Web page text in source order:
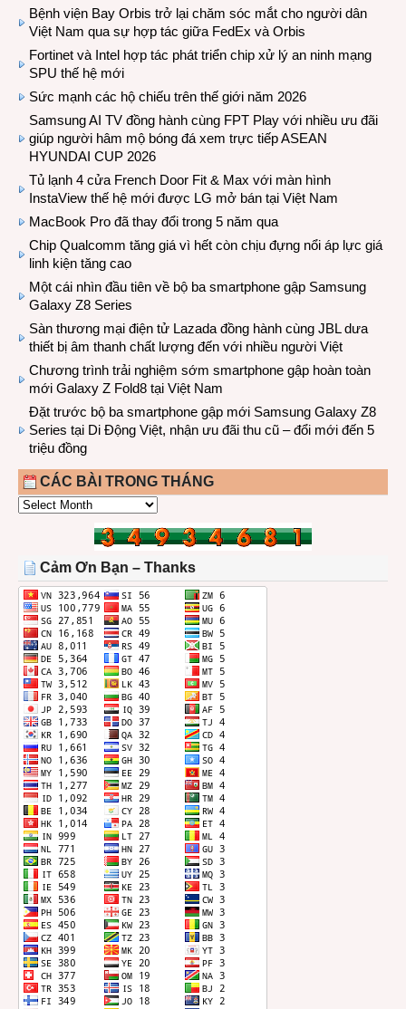
Bệnh viện Bay Orbis trở lại chăm sóc mắt cho người dân
Việt Nam qua sự hợp tác giữa FedEx và Orbis
Fortinet và Intel hợp tác phát triển chip xử lý an ninh mạng
SPU thế hệ mới
Sức mạnh các hộ chiếu trên thế giới năm 2026
Samsung AI TV đồng hành cùng FPT Play với nhiều ưu đãi
giúp người hâm mộ bóng đá xem trực tiếp ASEAN
HYUNDAI CUP 2026
Tủ lạnh 4 cửa French Door Fit & Max với màn hình
InstaView thế hệ mới được LG mở bán tại Việt Nam
MacBook Pro đã thay đổi trong 5 năm qua
Chip Qualcomm tăng giá vì hết còn chịu đựng nổi áp lực giá
linh kiện tăng cao
Một cái nhìn đầu tiên về bộ ba smartphone gập Samsung
Galaxy Z8 Series
Sàn thương mại điện tử Lazada đồng hành cùng JBL dưa
thiết bị âm thanh chất lượng đến với nhiều người Việt
Chương trình trải nghiệm sớm smartphone gập hoàn toàn
mới Galaxy Z Fold8 tại Việt Nam
Đặt trước bộ ba smartphone gập mới Samsung Galaxy Z8
Series tại Di Động Việt, nhận ưu đãi thu cũ – đổi mới đến 5
triệu đồng
CÁC BÀI TRONG THÁNG
CÁC
THÁNG
Cảm Ơn Bạn – Thanks